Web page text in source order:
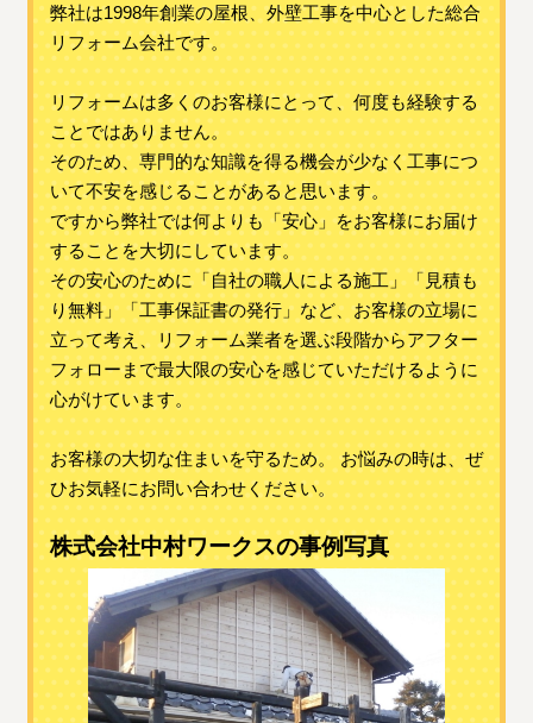
弊社は1998年創業の屋根、外壁工事を中心とした総合
リフォーム会社です。
リフォームは多くのお客様にとって、何度も経験する
ことではありません。
そのため、専門的な知識を得る機会が少なく工事につ
いて不安を感じることがあると思います。
ですから弊社では何よりも「安心」をお客様にお届け
することを大切にしています。
その安心のために「自社の職人による施工」「見積も
り無料」「工事保証書の発行」など、お客様の立場に
立って考え、リフォーム業者を選ぶ段階からアフター
フォローまで最大限の安心を感じていただけるように
心がけています。
お客様の大切な住まいを守るため。 お悩みの時は、ぜ
ひお気軽にお問い合わせください。
株式会社中村ワークスの事例写真